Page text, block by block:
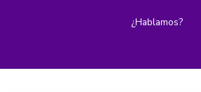
¿Hablamos?